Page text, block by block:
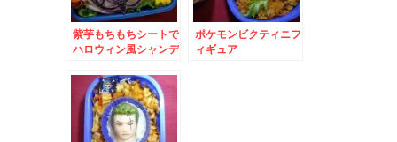
紫芋もちもちシートで
ハロウィン風シャンデ
ポケモンビクティニフ
ィギュア